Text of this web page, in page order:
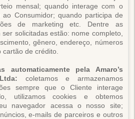
mensal; quando interage com o
ao Consumidor; quando participa de
de marketing etc. Dentre as
solicitadas estão: nome completo,
gênero, endereço, números
de crédito.
automaticamente pela Amaro’s
coletamos e armazenamos
sempre que o Cliente interage
utilizamos cookies e obtemos
navegador acessa o nosso site;
e-mails de parceiros e outros